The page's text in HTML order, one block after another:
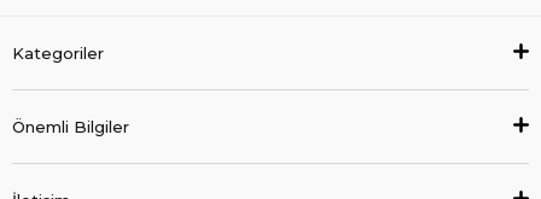
Kategoriler
Önemli Bilgiler